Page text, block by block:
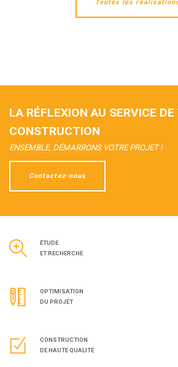
Toutes les
LA RÉFLEXION AU SERVICE DE
CONSTRUCTION
ENSEMBLE, DÉMARRONS VOTRE PROJET !
Contactez-nous
ÉTUDE
ET RECHERCHE
OPTIMISATION
DU PROJET
CONSTRUCTION
DE HAUTE QUALITÉ